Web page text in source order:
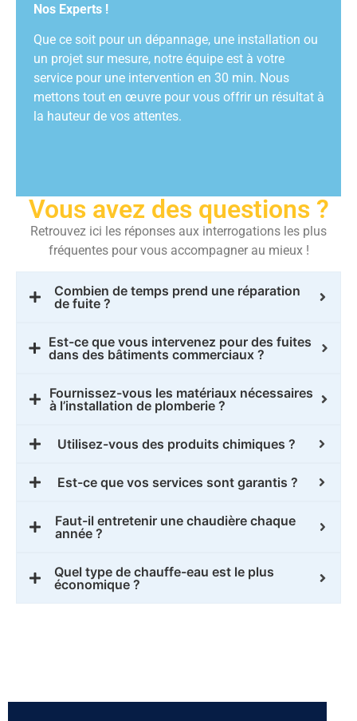
Nos Experts !
Que ce soit pour un dépannage, une installation ou
un projet sur mesure, notre équipe est à votre
service pour une intervention en 30 min. Nous
mettons tout en œuvre pour vous offrir un résultat à
la hauteur de vos attentes.
Vous avez des questions ?
Retrouvez ici les réponses aux interrogations les plus
fréquentes pour vous accompagner au mieux !
Combien de temps prend une réparation
de fuite ?
Est-ce que vous intervenez pour des fuites
dans des bâtiments commerciaux ?
Fournissez-vous les matériaux nécessaires
à l’installation de plomberie ?
Utilisez-vous des produits chimiques ?
Est-ce que vos services sont garantis ?
Faut-il entretenir une chaudière chaque
année ?
Quel type de chauffe-eau est le plus
économique ?